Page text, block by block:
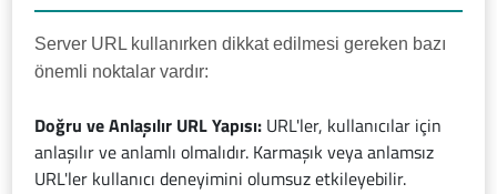
Server URL kullanırken dikkat edilmesi gereken bazı
önemli noktalar vardır:
Doğru ve Anlaşılır URL Yapısı: URL'ler, kullanıcılar için
anlaşılır ve anlamlı olmalıdır. Karmaşık veya anlamsız
URL'ler kullanıcı deneyimini olumsuz etkileyebilir.